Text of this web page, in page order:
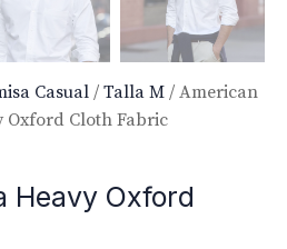
Casual/ Talla M/ American
Oxford Cloth Fabric
Heavy Oxford